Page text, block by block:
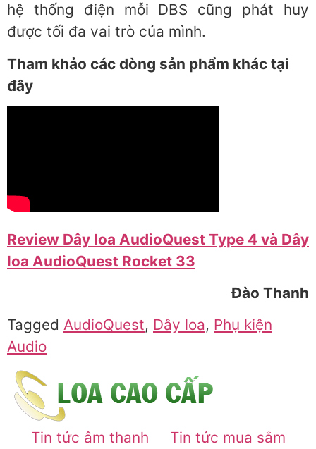
hệ thống điện mỗi DBS cũng phát huy
được tối đa vai trò của mình.
Tham khảo các dòng sản phẩm khác tại
đây
Review Dây loa AudioQuest Type 4 và Dây
loa AudioQuest Rocket 33
Đào Thanh
Tagged AudioQuest, Dây loa, Phụ kiện
Audio
Tin tức âm thanh Tin tức mua sắm